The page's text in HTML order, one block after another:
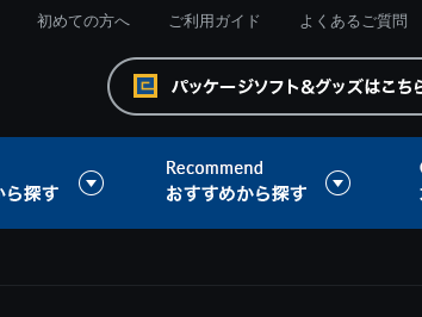
初めての方へ ご利用ガイド よくあるご質問